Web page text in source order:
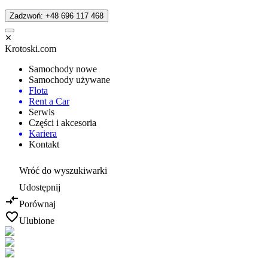
Zadzwoń: +48 696 117 468
Krotoski.com
Samochody nowe
Samochody używane
Flota
Rent a Car
Serwis
Części i akcesoria
Kariera
Kontakt
Wróć do wyszukiwarki
Udostępnij
Porównaj
Ulubione